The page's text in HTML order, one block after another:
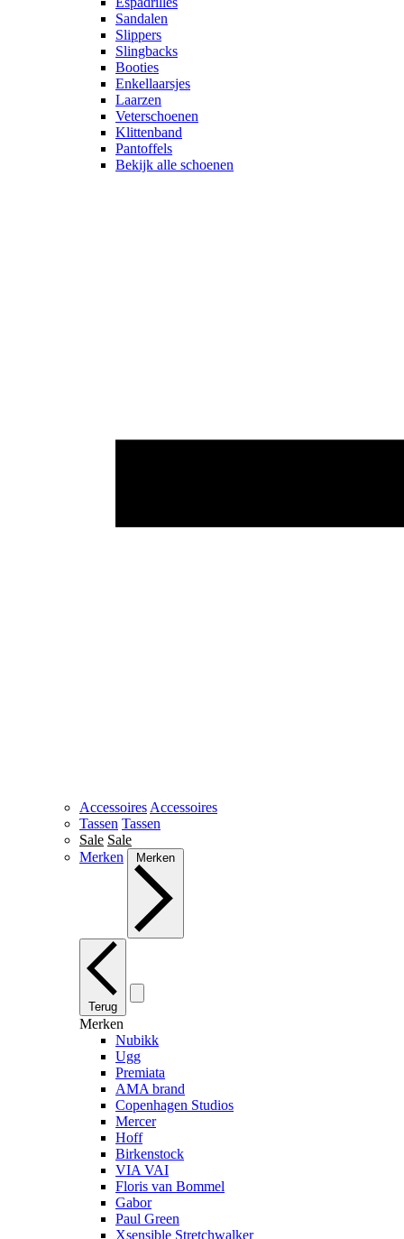
Sandalen
Slippers
Slingbacks
Booties
Enkellaarsjes
Laarzen
Veterschoenen
Klittenband
Pantoffels
Bekijk alle schoenen
Accessoires Accessoires
Tassen Tassen
Sale Sale
Merken
Merken
Terug
Merken
Nubikk
Ugg
Premiata
AMA brand
Copenhagen Studios
Mercer
Hoff
Birkenstock
VIA VAI
Floris van Bommel
Gabor
Paul Green
Xsensible Stretchwalker